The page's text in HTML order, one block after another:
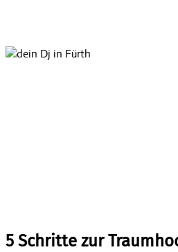
5 Schritte zur